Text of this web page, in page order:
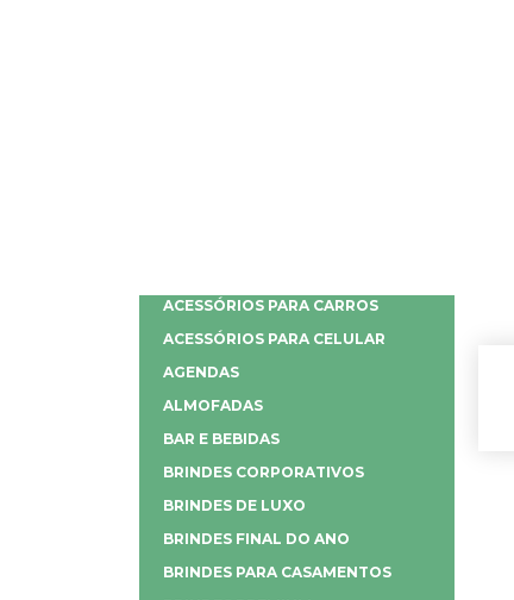
ACESSÓRIOS PARA CARROS
ACESSÓRIOS PARA CELULAR
AGENDAS
ALMOFADAS
BAR E BEBIDAS
BRINDES CORPORATIVOS
BRINDES DE LUXO
BRINDES FINAL DO ANO
BRINDES PARA CASAMENTOS